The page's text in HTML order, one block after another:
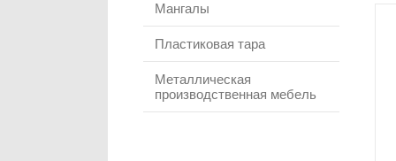
Мангалы
Пластиковая тара
Металлическая
производственная мебель